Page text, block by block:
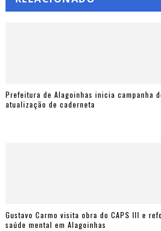
Prefeitura de Alagoinhas inicia campanha
atualização de caderneta
Gustavo Carmo visita obra do CAPS III e
saúde mental em Alagoinhas